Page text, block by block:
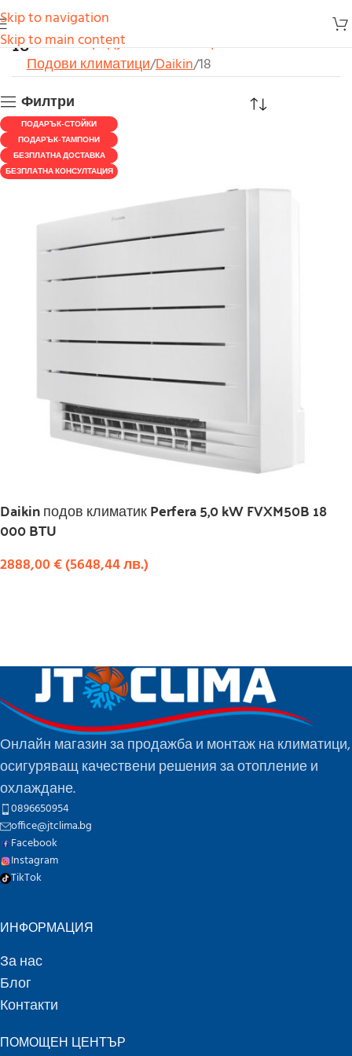
Skip to navigation
Skip to main content
18Начало Продукти
Климатици
Подови климатици Daikin 18
Филтри
ПОДАРЪК-СТОЙКИ
ПОДАРЪК-ТАМПОНИ
БЕЗПЛАТНА ДОСТАВКА
БЕЗПЛАТНА КОНСУЛТАЦИЯ
Daikin подов климатик Perfera 5,0 kW FVXM50B 18
000 BTU
2888,00€(5648,44лв.)
Онлайн магазин за продажба и монтаж на климатици,
осигуряващ качествени решения за отопление и
охлаждане.
0896650954
office@jtclima.bg
Facebook
Instagram
TikTok
ИНФОРМАЦИЯ
За нас
Блог
Контакти
ПОМОЩЕН ЦЕНТЪР